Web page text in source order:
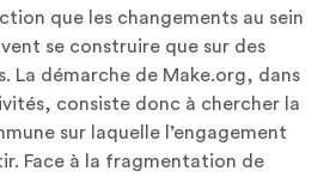
que les changements au sein
se construire que sur des
La démarche de Make.org, dans
consiste donc à chercher la
sur laquelle l’engagement
Face à la fragmentation de